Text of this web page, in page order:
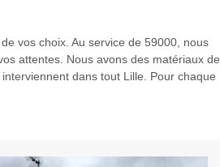
vos choix. Au service de 59000, nous
attentes. Nous avons des matériaux de
dans tout Lille. Pour chaque